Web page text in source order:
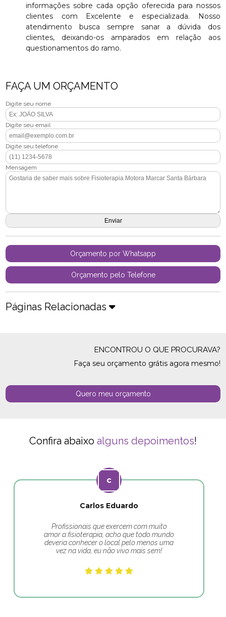
informações sobre cada opção oferecida para nossos
clientes com Excelente e especializada. Nosso
atendimento busca sempre sanar a dúvida dos
clientes, deixando-os amparados em relação aos
questionamentos do ramo.
FAÇA UM ORÇAMENTO
Digite seu nome
Digite seu email
Digite seu telefone
Mensagem
Orçamento por Whatsapp
Orçamento pelo Telefone
Páginas Relacionadas
ENCONTROU O QUE PROCURAVA?
Faça seu orçamento grátis agora mesmo!
Quero meu orçamento
Confira abaixo alguns depoimentos!
Carlos Eduardo
Profissionais que exercem com muito
amor a fisioterapia, acho que todo mundo
deveria conhecer o local pelo menos uma
vez na vida, eu não vivo mais sem!